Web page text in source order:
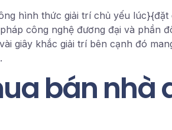
hình thức giải trí chủ yếu
công nghệ đương đại và phần
giây khắc giải trí bên cạnh đó
bán nhà